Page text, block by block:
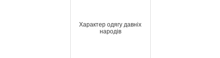
Характер одягу давніх
народів